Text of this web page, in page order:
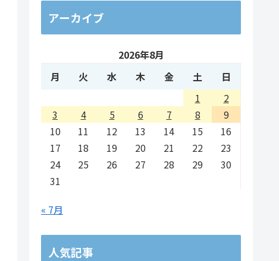
28,000 1.27倍 517.08億円 スタンダード
32.19億円
2,121,300 1.63倍 1.20兆円 プライム
58,600 0.94倍 558.51億円 プライム
3,600 1.09倍 185.94億円 スタンダード
18,800 2.47倍 124.83億円 スタンダード
909,500
アーカイブ
2026年8月
月
火 水 木 金 土
日
1
2
3
4 5 6 7 8
9
10
11 12 13 14 15
16
17
18 19 20 21 22
23
24
25 26 27 28 29
30
31
« 7月
人気記事